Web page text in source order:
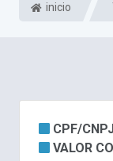
inicio
CPF/
VALOR